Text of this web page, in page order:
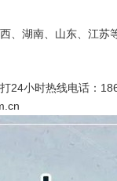
、湖南、山东、江苏
24小时热线电话：